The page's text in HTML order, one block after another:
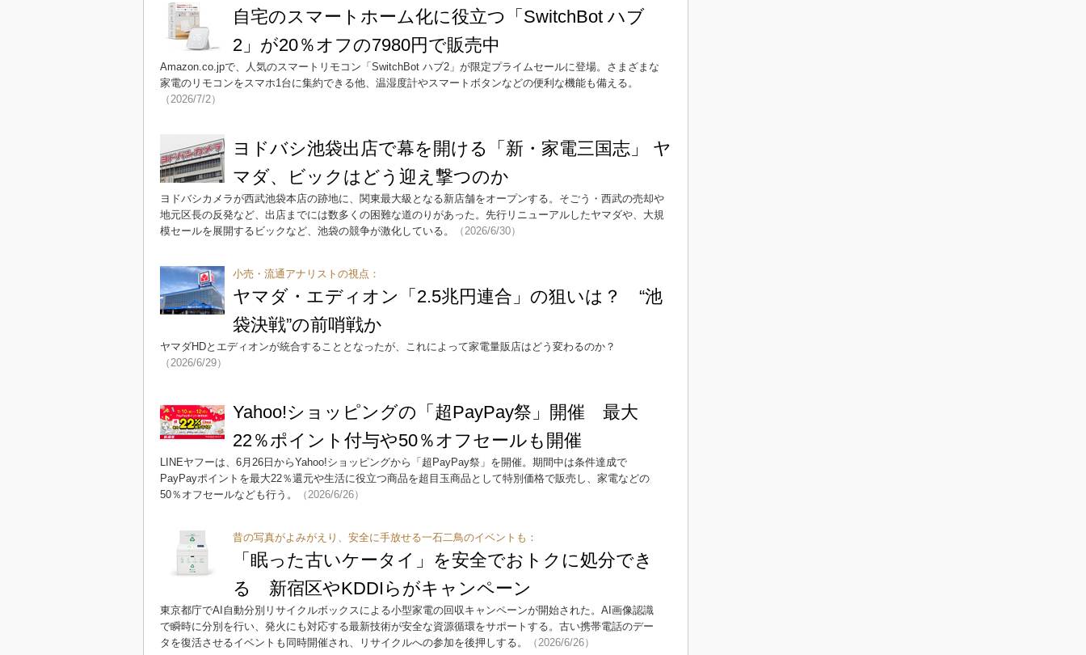
自宅のスマートホーム化に役立つ「SwitchBot ハブ
2」が20％オフの7980円で販売中
Amazon.co.jpで、人気のスマートリモコン「SwitchBot ハブ2」が限定プライムセールに登場。さまざまな
家電のリモコンをスマホ1台に集約できる他、温湿度計やスマートボタンなどの便利な機能も備える。
（2026/7/2）
ヨドバシ池袋出店で幕を開ける「新・家電三国志」 ヤ
マダ、ビックはどう迎え撃つのか
ヨドバシカメラが西武池袋本店の跡地に、関東最大級となる新店舗をオープンする。そごう・西武の売却や
地元区長の反発など、出店までには数多くの困難な道のりがあった。先行リニューアルしたヤマダや、大規
模セールを展開するビックなど、池袋の競争が激化している。
（2026/6/30）
小売・流通アナリストの視点：
ヤマダ・エディオン「2.5兆円連合」の狙いは？ “池
袋決戦”の前哨戦か
ヤマダHDとエディオンが統合することとなったが、これによって家電量販店はどう変わるのか？
（2026/6/29）
Yahoo!ショッピングの「超PayPay祭」開催 最大
22％ポイント付与や50％オフセールも開催
LINEヤフーは、6月26日からYahoo!ショッピングから「超PayPay祭」を開催。期間中は条件達成で
PayPayポイントを最大22％還元や生活に役立つ商品を超目玉商品として特別価格で販売し、家電などの
50％オフセールなども行う。
（2026/6/26）
昔の写真がよみがえり、安全に手放せる一石二鳥のイベントも：
「眠った古いケータイ」を安全でおトクに処分でき
る 新宿区やKDDIらがキャンペーン
東京都庁でAI自動分別リサイクルボックスによる小型家電の回収キャンペーンが開始された。AI画像認識
で瞬時に分別を行い、発火にも対応する最新技術が安全な資源循環をサポートする。古い携帯電話のデー
タを復活させるイベントも同時開催され、リサイクルへの参加を後押しする。
（2026/6/26）